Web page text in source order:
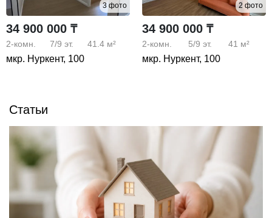
3 фото
34 900 000 ₸
2-комн. 7/9 эт. 41.4 м²
мкр. Нуркент, 100
2 фото
34 900 000 ₸
2-комн. 5/9 эт. 41 м²
мкр. Нуркент, 100
Статьи